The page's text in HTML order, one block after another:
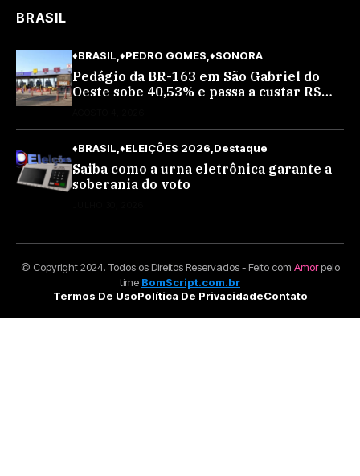
BRASIL
♦BRASIL ♦PEDRO GOMES ♦SONORA
Pedágio da BR-163 em São Gabriel do
Oeste sobe 40,53% e passa a custar R$
♦BRASIL ♦ELEIÇÕES 2026 Destaque
Saiba como a urna eletrônica garante a
soberania do voto
© Copyright 2024. Todos os Direitos Reservados - Feito com Amorpelo
time BomScript.com.br
Termos De UsoPolítica De PrivacidadeContato